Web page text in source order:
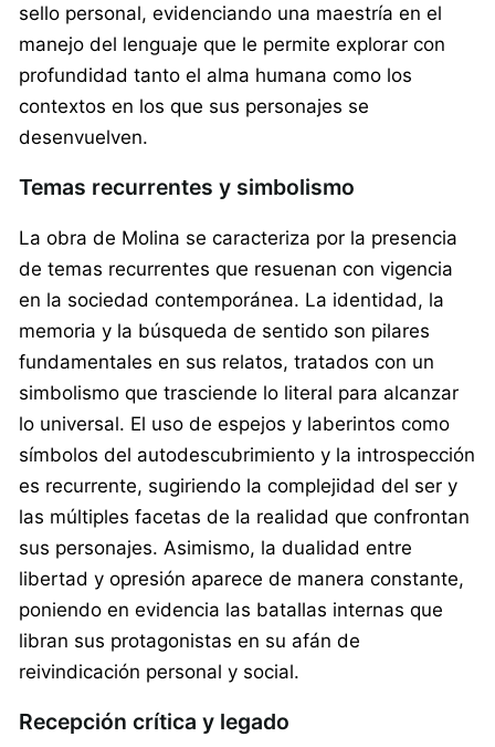
sello personal, evidenciando una maestría en el
manejo del lenguaje que le permite explorar con
profundidad tanto el alma humana como los
contextos en los que sus personajes se
desenvuelven.
Temas recurrentes y simbolismo
La obra de Molina se caracteriza por la presencia
de temas recurrentes que resuenan con vigencia
en la sociedad contemporánea. La identidad, la
memoria y la búsqueda de sentido son pilares
fundamentales en sus relatos, tratados con un
simbolismo que trasciende lo literal para alcanzar
lo universal. El uso de espejos y laberintos como
símbolos del autodescubrimiento y la introspección
es recurrente, sugiriendo la complejidad del ser y
las múltiples facetas de la realidad que confrontan
sus personajes. Asimismo, la dualidad entre
libertad y opresión aparece de manera constante,
poniendo en evidencia las batallas internas que
libran sus protagonistas en su afán de
reivindicación personal y social.
Recepción crítica y legado